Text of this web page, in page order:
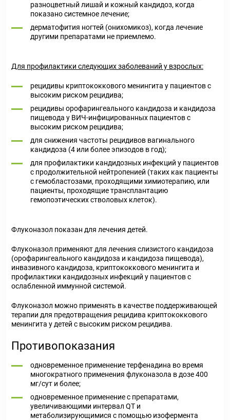
разноцветный лишай и кожный кандидоз, когда
показано системное лечение;
дерматофития ногтей (онихомикоз), когда лечение
другими препаратами не приемлемо.
Для профилактики следующих заболеваний у взрослых:
рецидивы криптококкового менингита у пациентов с
высоким риском рецидива;
рецидивы орофарингеального кандидоза и кандидоза
пищевода у ВИЧ-инфицированных пациентов с
высоким риском рецидива;
для снижения частоты рецидивов вагинального
кандидоза (4 или более эпизодов в год);
для профилактики кандидозных инфекций у пациентов
с продолжительной нейтропенией (таких как пациенты
с гемобластозами, проходящими химиотерапию, или
пациенты, проходящие трансплантацию
гемопоэтических стволовых клеток).
Флуконазол показан для лечения детей.
Флуконазол применяют для лечения слизистого кандидоза
(орофарингеального кандидоза и кандидоза пищевода),
инвазивного кандидоза, криптококкового менингита и
профилактики кандидозных инфекций у пациентов с
ослабленной иммунной системой.
Флуконазол можно применять в качестве поддерживающей
терапии для предотвращения рецидива криптококкового
менингита у детей с высоким риском рецидива.
Противопоказания
одновременное применение терфенадина во время
многократного применения флуконазола в дозе 400
мг/сут и более;
одновременное применение с препаратами,
увеличивающими интервал QT и
метаболизирующимися с помощью изофермента